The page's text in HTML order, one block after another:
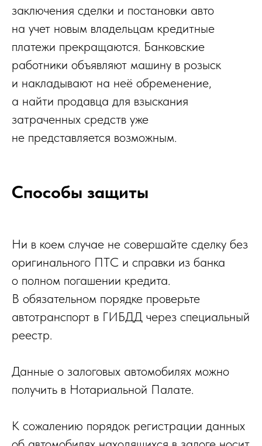
заключения сделки и постановки авто
на учет новым владельцам кредитные
платежи прекращаются. Банковские
работники объявляют машину в розыск
и накладывают на неё обременение,
а найти продавца для взыскания
затраченных средств уже
не представляется возможным.
Способы защиты
Ни в коем случае не совершайте сделку без
оригинального ПТС и справки из банка
о полном погашении кредита.
В обязательном порядке проверьте
автотранспорт в ГИБДД через специальный
реестр.
Данные о залоговых автомобилях можно
получить в Нотариальной Палате.
К сожалению порядок регистрации данных